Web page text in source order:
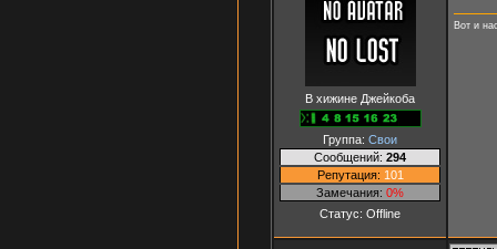
В хижине Джейкоба
Группа: Свои
Сообщений: 294
Репутация: 101
Замечания: 0%
Статус: Offline
Вот и